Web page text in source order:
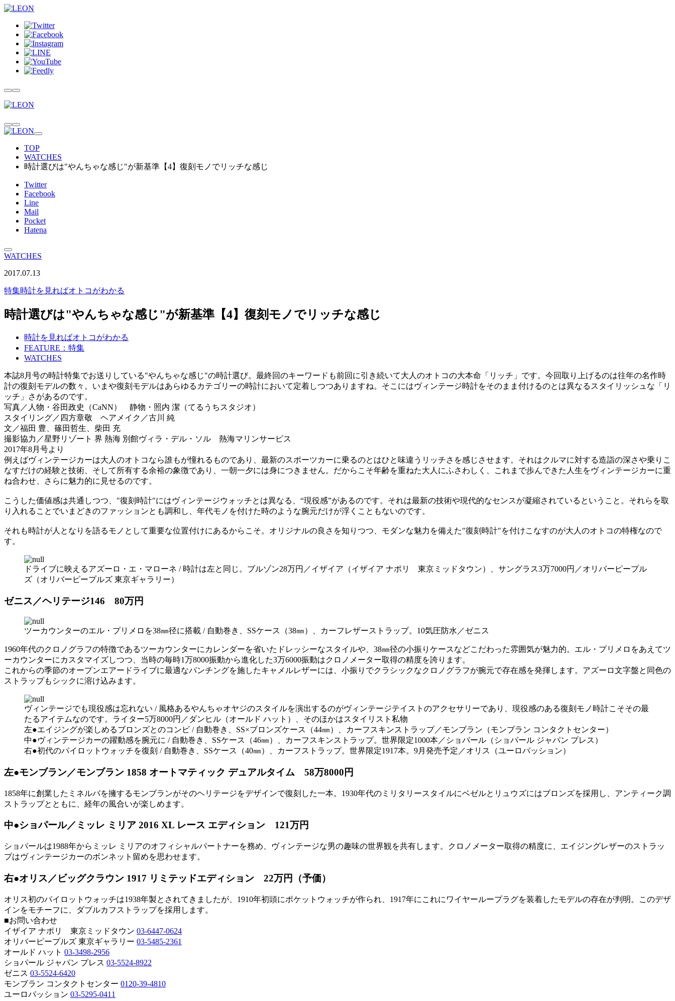
TOP
WATCHES
時計選びは"やんちゃな感じ"が新基準【4】復刻モノでリッチな感じ
Twitter
Facebook
Line
Mail
Pocket
Hatena
WATCHES
2017.07.13
特集時計を見ればオトコがわかる
時計選びは"やんちゃな感じ"が新基準【4】復刻モノでリッチな感じ
時計を見ればオトコがわかる
FEATURE：特集
WATCHES
本誌8月号の時計特集でお送りしている"やんちゃな感じ"の時計選び。最終回のキーワードも前回に引き続いて大人のオトコの大本命「リッチ」です。今回取り上げるのは往年の名作時
計の復刻モデルの数々。いまや復刻モデルはあらゆるカテゴリーの時計において定着しつつありますね。そこにはヴィンテージ時計をそのまま付けるのとは異なるスタイリッシュな「リ
ッチ」さがあるのです。
写真／人物・谷田政史（CaNN） 静物・照内 潔（てるうちスタジオ）
スタイリング／四方章敬 ヘアメイク／古川 純
文／福田 豊、篠田哲生、柴田 充
撮影協力／星野リゾート 界 熱海 別館ヴィラ・デル・ソル 熱海マリンサービス
2017年8月号より
例えばヴィンテージカーは大人のオトコなら誰もが憧れるものであり、最新のスポーツカーに乗るのとはひと味違うリッチさを感じさせます。それはクルマに対する造詣の深さや乗りこ
なすだけの経験と技術、そして所有する余裕の象徴であり、一朝一夕には身につきません。だからこそ年齢を重ねた大人にふさわしく、これまで歩んできた人生をヴィンテージカーに重
ね合わせ、さらに魅力的に見せるのです。
こうした価値感は共通しつつ、"復刻時計"にはヴィンテージウォッチとは異なる、“現役感”があるのです。それは最新の技術や現代的なセンスが凝縮されているということ。それらを取
り入れることでいまどきのファッションとも調和し、年代モノを付けた時のような腕元だけが浮くこともないのです。
それも時計が人となりを語るモノとして重要な位置付けにあるからこそ。オリジナルの良さを知りつつ、モダンな魅力を備えた"復刻時計"を付けこなすのが大人のオトコの特権なので
す。
ドライブに映えるアズーロ・エ・マローネ / 時計は左と同じ。ブルゾン28万円／イザイア（イザイア ナポリ 東京ミッドタウン）、サングラス3万7000円／オリバーピープル
ズ（オリバーピープルズ 東京ギャラリー）
ゼニス／ヘリテージ146 80万円
ツーカウンターのエル・プリメロを38㎜径に搭載 / 自動巻き、SSケース（38㎜）、カーフレザーストラップ。10気圧防水／ゼニス
1960年代のクロノグラフの特徴であるツーカウンターにカレンダーを省いたドレッシーなスタイルや、38㎜径の小振りケースなどこだわった雰囲気が魅力的。エル・プリメロをあえてツ
ーカウンターにカスタマイズしつつ、当時の毎時1万8000振動から進化した3万6000振動はクロノメーター取得の精度を誇ります。
これからの季節のオープンエアードライブに最適なパンチングを施したキャメルレザーには、小振りでクラシックなクロノグラフが腕元で存在感を発揮します。アズーロ文字盤と同色の
ストラップもシックに溶け込みます。
ヴィンテージでも現役感は忘れない / 風格あるやんちゃオヤジのスタイルを演出するのがヴィンテージテイストのアクセサリーであり、現役感のある復刻モノ時計こそその最
たるアイテムなのです。ライター5万8000円／ダンヒル（オールド ハット）、そのほかはスタイリスト私物
左●エイジングが楽しめるブロンズとのコンビ / 自動巻き、SS×ブロンズケース（44㎜）、カーフスキンストラップ／モンブラン（モンブラン コンタクトセンター）
中●ヴィンテージカーの躍動感を腕元に / 自動巻き、SSケース（46㎜）、カーフスキンストラップ。世界限定1000本／ショパール（ショパール ジャパン プレス）
右●初代のパイロットウォッチを復刻 / 自動巻き、SSケース（40㎜）、カーフストラップ。世界限定1917本。9月発売予定／オリス（ユーロパッション）
左●モンブラン／モンブラン 1858 オートマティック デュアルタイム 58万8000円
1858年に創業したミネルバを擁するモンブランがそのヘリテージをデザインで復刻した一本。1930年代のミリタリースタイルにベゼルとリュウズにはブロンズを採用し、アンティーク調
ストラップとともに、経年の風合いが楽しめます。
中●ショパール／ミッレ ミリア 2016 XL レース エディション 121万円
ショパールは1988年からミッレ ミリアのオフィシャルパートナーを務め、ヴィンテージな男の趣味の世界観を共有します。クロノメーター取得の精度に、エイジングレザーのストラッ
プはヴィンテージカーのボンネット留めを思わせます。
右●オリス／ビッグクラウン 1917 リミテッドエディション 22万円（予価）
オリス初のパイロットウォッチは1938年製とされてきましたが、1910年初頭にポケットウォッチが作られ、1917年にこれにワイヤーループラグを装着したモデルの存在が判明。このデザ
インをモチーフに、ダブルカフストラップを採用します。
■お問い合わせ
イザイア ナポリ 東京ミッドタウン 03-6447-0624
オリバーピープルズ 東京ギャラリー 03-5485-2361
オールド ハット 03-3498-2956
ショパール ジャパン プレス 03-5524-8922
ゼニス 03-5524-6420
モンブラン コンタクトセンター 0120-39-4810
ユーロパッション 03-5295-0411